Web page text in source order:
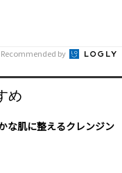
Recommended by
め
な肌に整えるクレンジン